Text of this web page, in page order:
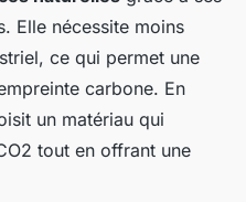
Elle nécessite moins
ce qui permet une
carbone. En
un matériau qui
tout en offrant une